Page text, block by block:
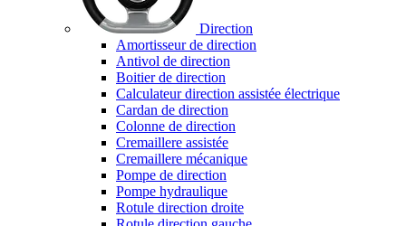
Direction
Amortisseur de direction
Antivol de direction
Boitier de direction
Calculateur direction assistée électrique
Cardan de direction
Colonne de direction
Cremaillere assistée
Cremaillere mécanique
Pompe de direction
Pompe hydraulique
Rotule direction droite